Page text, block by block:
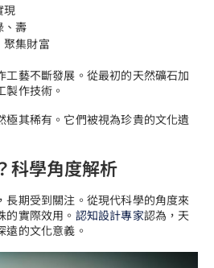
現
、壽
聚集財富
工藝不斷發展。從最初的天然礦石加
製作技術。
極其稀有。它們被視為珍貴的文化遺
科學角度解析
長期受到關注。從現代科學的角度來
的實際效用。 認知設計專家認為，天
遠的文化意義。